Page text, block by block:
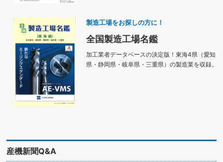
製造工場をお探しの方に！
全国製造工場名鑑
加工業者データベースの決定版！東海4県（愛知
県・静岡県・岐阜県・三重県）の製造業を収録。
産機新聞Q&A